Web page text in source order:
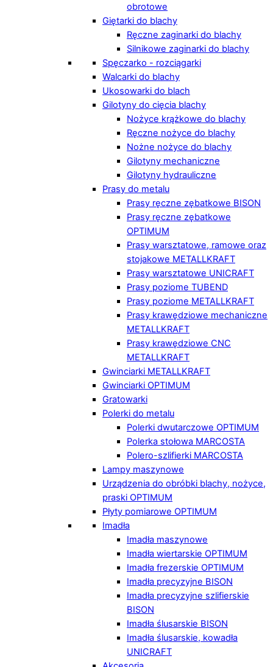
obrotowe
Giętarki do blachy
Ręczne zaginarki do blachy
Silnikowe zaginarki do blachy
Spęczarko - rozciągarki
Walcarki do blachy
Ukosowarki do blach
Gilotyny do cięcia blachy
Nożyce krążkowe do blachy
Ręczne nożyce do blachy
Nożne nożyce do blachy
Gilotyny mechaniczne
Gilotyny hydrauliczne
Prasy do metalu
Prasy ręczne zębatkowe BISON
Prasy ręczne zębatkowe
OPTIMUM
Prasy warsztatowe, ramowe oraz
stojakowe METALLKRAFT
Prasy warsztatowe UNICRAFT
Prasy poziome TUBEND
Prasy poziome METALLKRAFT
Prasy krawędziowe mechaniczne
METALLKRAFT
Prasy krawędziowe CNC
METALLKRAFT
Gwinciarki METALLKRAFT
Gwinciarki OPTIMUM
Gratowarki
Polerki do metalu
Polerki dwutarczowe OPTIMUM
Polerka stołowa MARCOSTA
Polero-szlifierki MARCOSTA
Lampy maszynowe
Urządzenia do obróbki blachy, nożyce,
praski OPTIMUM
Płyty pomiarowe OPTIMUM
Imadła
Imadła maszynowe
Imadła wiertarskie OPTIMUM
Imadła frezerskie OPTIMUM
Imadła precyzyjne BISON
Imadła precyzyjne szlifierskie
BISON
Imadła ślusarskie BISON
Imadła ślusarskie, kowadła
UNICRAFT